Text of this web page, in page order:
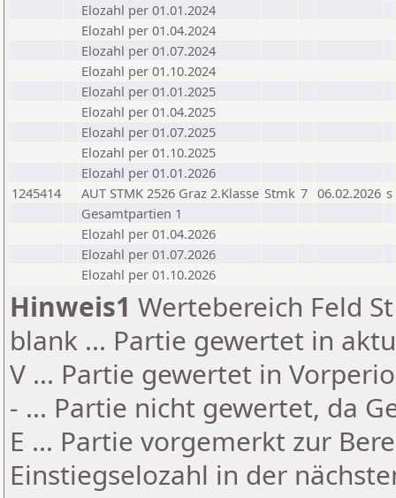
Elozahl per 01.01.2024
Elozahl per 01.04.2024
Elozahl per 01.07.2024
Elozahl per 01.10.2024
Elozahl per 01.01.2025
Elozahl per 01.04.2025
Elozahl per 01.07.2025
Elozahl per 01.10.2025
Elozahl per 01.01.2026
1245414
AUT STMK 2526 Graz 2.Klasse Stmk 7 06.02.2026 s
Gesamtpartien 1
Elozahl per 01.04.2026
Elozahl per 01.07.2026
Elozahl per 01.10.2026
Hinweis1 Wertebereich Feld
blank ... Partie gewertet in
V ... Partie gewertet in
- ... Partie nicht gewertet, da
E ... Partie vorgemerkt zur
Einstiegselozahl in der